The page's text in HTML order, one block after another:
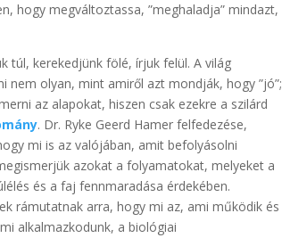
hogy megváltoztassa, ”meghaladja” mindazt,
túl, kerekedjünk fölé, írjuk felül. A világ
olyan, mint amiről azt mondják, hogy ”jó”;
az alapokat, hiszen csak ezekre a szilárd
. Dr. Ryke Geerd Hamer felfedezése,
mi is az valójában, amit befolyásolni
azokat a folyamatokat, melyeket a
és a faj fennmaradása érdekében.
rámutatnak arra, hogy mi az, ami működik és
alkalmazkodunk, a biológiai